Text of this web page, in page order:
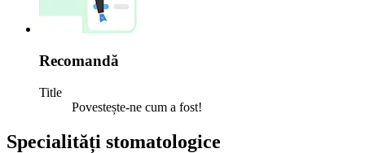
Recomandă
Title
Povestește-ne cum a fost!
Specialități stomatologice